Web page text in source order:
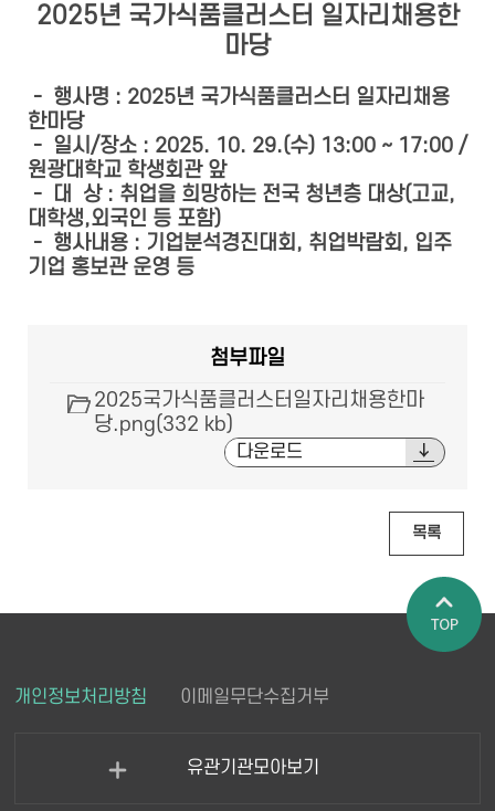
2025년 국가식품클러스터 일자리채용한
마당
- 행사명 : 2025년 국가식품클러스터 일자리채용
한마당
- 일시/장소 : 2025. 10. 29.(수) 13:00 ~ 17:00 /
원광대학교 학생회관 앞
- 대 상 : 취업을 희망하는 전국 청년층 대상(고교,
대학생,외국인 등 포함)
- 행사내용 : 기업분석경진대회, 취업박람회, 입주
기업 홍보관 운영 등
첨부파일
2025국가식품클러스터일자리채용한마
당.png(332 kb)
다운로드
목록
개인정보처리방침 이메일무단수집거부
유관기관모아보기